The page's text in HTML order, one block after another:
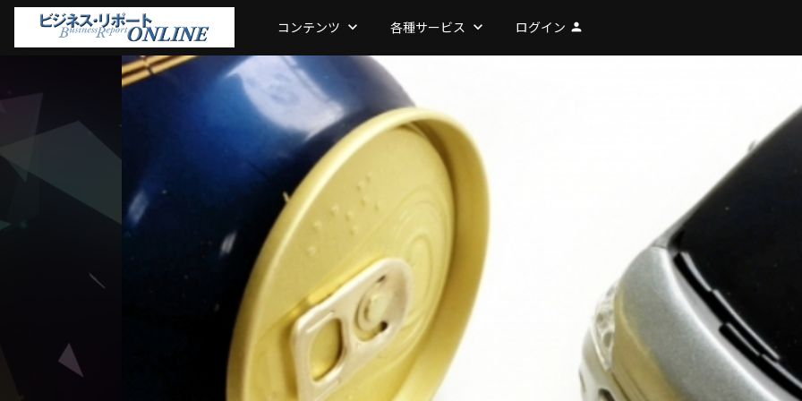
コンテンツ keyboard_arrow_down 各種サービス keyboard_arrow_down ログイン person